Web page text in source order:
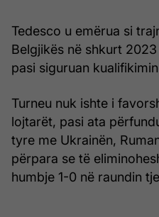
Tedesco u emërua si
Belgjikës në shkurt
pasi siguruan
Turneu nuk ishte i
lojtarët, pasi ata
tyre me Ukrainën,
përpara se të
humbje 1-0 në raundin